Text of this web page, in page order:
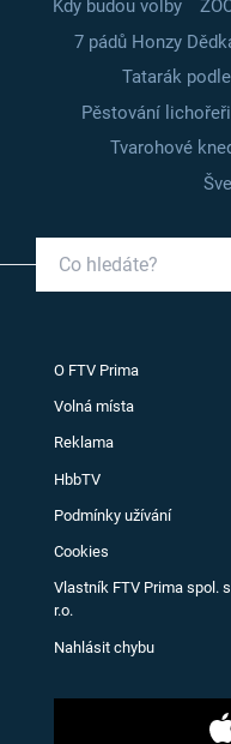
Kdy budou volby
7 pádů Honzy
Tatarák
Pěstování
Tvarohové
O FTV Prima
Volná místa
Reklama
HbbTV
Podmínky užívání
Cookies
Vlastník FTV Prima spol. s
r.o.
Nahlásit chybu